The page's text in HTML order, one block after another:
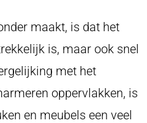
maakt, is dat het
is, maar ook snel
met het
oppervlakken, is
en meubels een veel